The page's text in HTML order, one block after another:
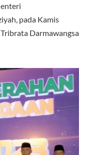
pada Kamis
Darmawangsa